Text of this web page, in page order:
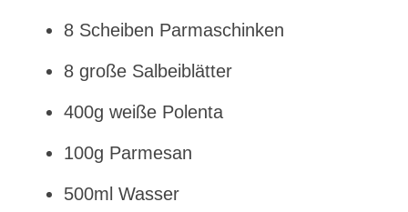
8 Scheiben Parmaschinken
8 große Salbeiblätter
400g weiße Polenta
100g Parmesan
500ml Wasser